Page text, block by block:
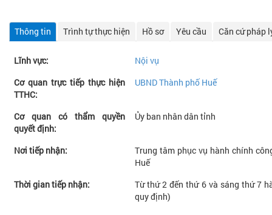
Thông tin Trình tự thực hiện Hồ sơ Yêu cầu Căn cứ pháp
Lĩnh vực:
Nội vụ
Cơ quan trực tiếp thực hiện
TTHC:
UBND Thành phố Huế
Cơ quan có thẩm quyền
quyết định:
Ủy ban nhân dân tỉnh
Nơi tiếp nhận:
Trung tâm phục vụ hành chính
Huế
Thời gian tiếp nhận:
Từ thứ 2 đến thứ 6 và sáng thứ 7
quy định)